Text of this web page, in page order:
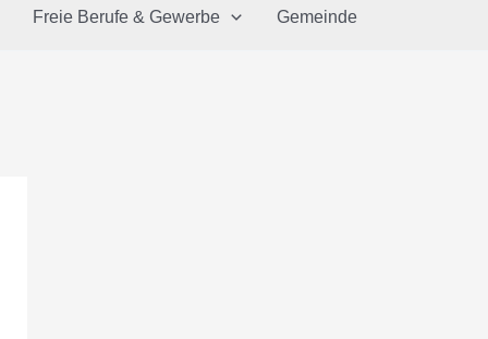
Freie Berufe & Gewerbe Gemeinde